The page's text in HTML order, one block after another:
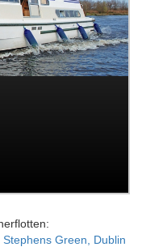
Green, Dublin